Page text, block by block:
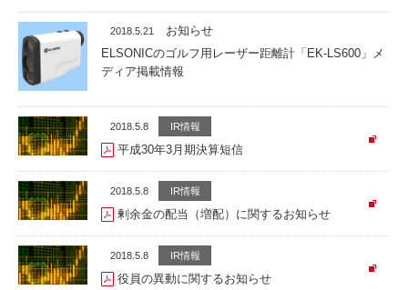
2018.5.21
お知らせ
ELSONICのゴルフ用レーザー距離計「EK-LS600」メ
ディア掲載情報
2018.5.8 IR情報
平成30年3月期決算短信
2018.5.8 IR情報
剰余金の配当（増配）に関するお知らせ
2018.5.8 IR情報
役員の異動に関するお知らせ